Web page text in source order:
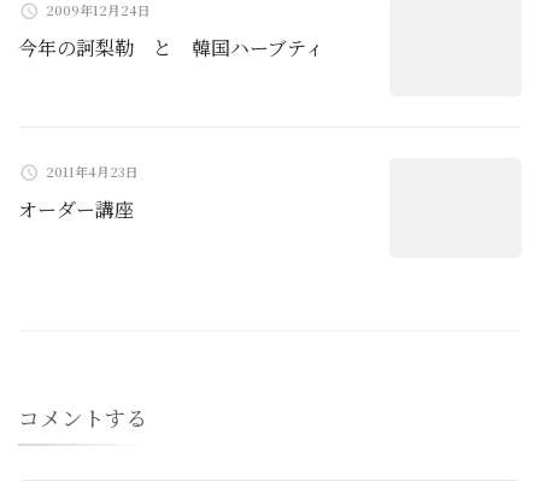
2009年12月24日
今年の訶梨勒 と 韓国ハーブティ
2011年4月23日
オーダー講座
コメントする